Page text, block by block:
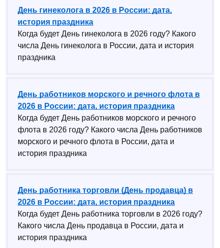
День гинеколога в 2026 в России: дата,
история праздника
Когда будет День гинеколога в 2026 году? Какого
числа День гинеколога в России, дата и история
праздника
День работников морского и речного флота в
2026 в России: дата, история праздника
Когда будет День работников морского и речного
флота в 2026 году? Какого числа День работников
морского и речного флота в России, дата и
история праздника
День работника торговли (День продавца) в
2026 в России: дата, история праздника
Когда будет День работника торговли в 2026 году?
Какого числа День продавца в России, дата и
история праздника